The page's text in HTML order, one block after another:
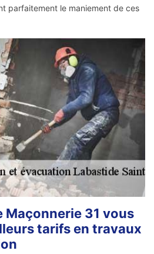
parfaitement le maniement de ces
Maçonnerie 31 vous
tarifs en travaux